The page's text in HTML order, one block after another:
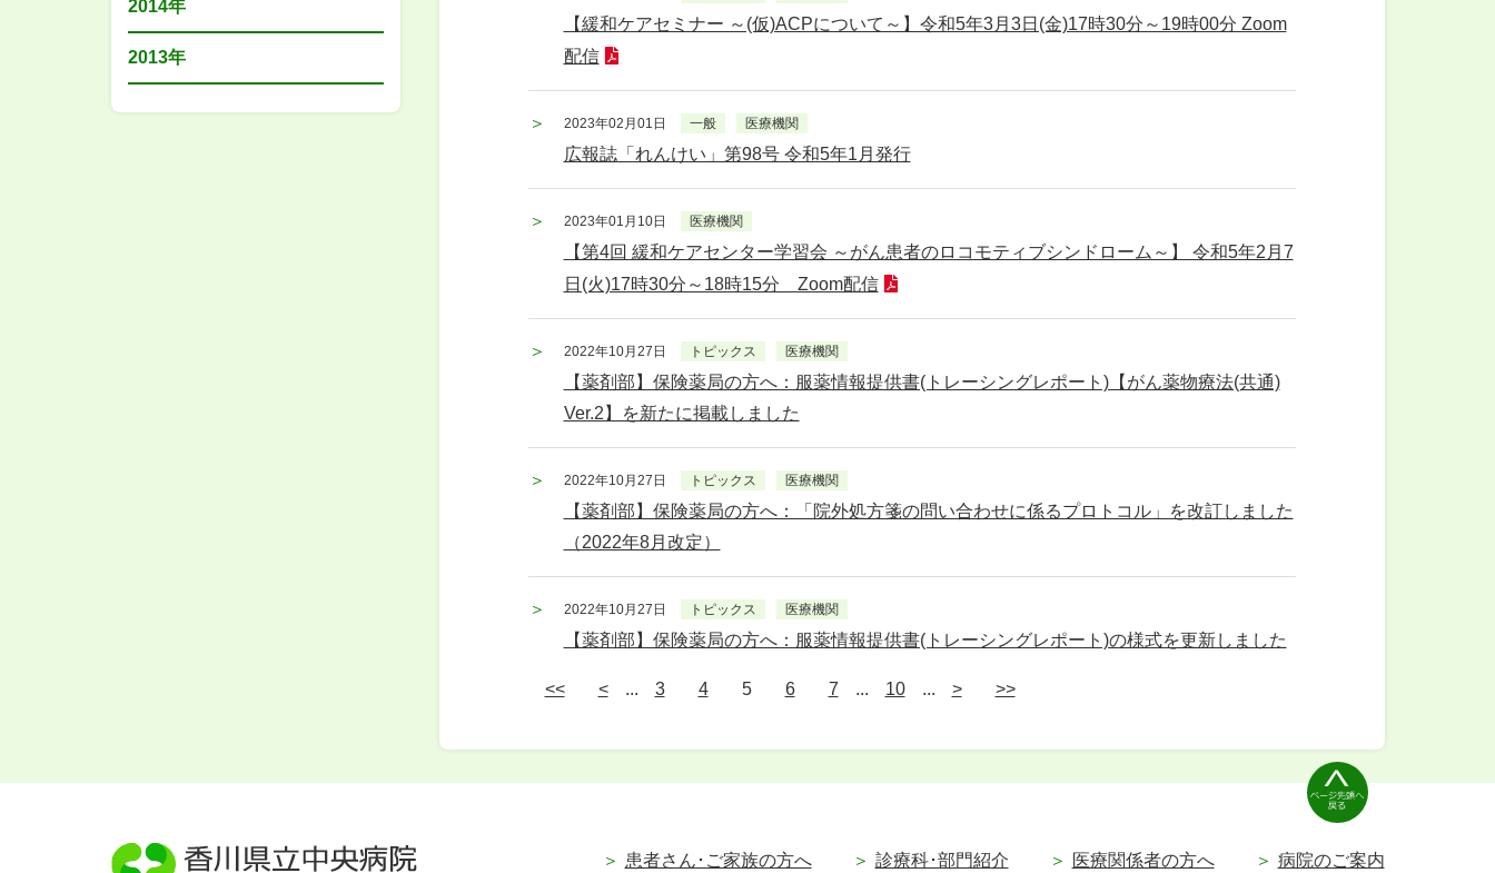
【緩和ケアセミナー ～(仮)ACPについて～】令和5年3月3日(金)17時30分～19時00分 Zoom
配信
2023年02月01日 一般 医療機関
広報誌「れんけい」第98号 令和5年1月発行
2023年01月10日 医療機関
【第4回 緩和ケアセンター学習会 ～がん患者のロコモティブシンドローム～】 令和5年2月7
日(火)17時30分～18時15分 Zoom配信
2022年10月27日 トピックス 医療機関
【薬剤部】保険薬局の方へ：服薬情報提供書(トレーシングレポート)【がん薬物療法(共通)
Ver.2】を新たに掲載しました
2022年10月27日 トピックス 医療機関
【薬剤部】保険薬局の方へ：「院外処方箋の問い合わせに係るプロトコル」を改訂しました
（2022年8月改定）
2022年10月27日 トピックス 医療機関
【薬剤部】保険薬局の方へ：服薬情報提供書(トレーシングレポート)の様式を更新しました
<< < ... 3 4 5 6 7 ... 10 ... > >>
2014年
2013年
患者さん･ご家族の方へ 診療科･部門紹介 医療関係者の方へ 病院のご案内